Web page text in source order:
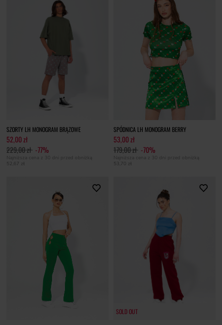
SZORTY LH MONOGRAM BRĄZOWE
52,00 zł
229,00 zł -77%
Najniższa cena z 30 dni przed obniżką
52,67 zł
SPÓDNICA LH MONOGRAM BERRY
53,00 zł
179,00 zł -70%
Najniższa cena z 30 dni przed obniżką
53,70 zł
SOLD OUT
SOLD OUT